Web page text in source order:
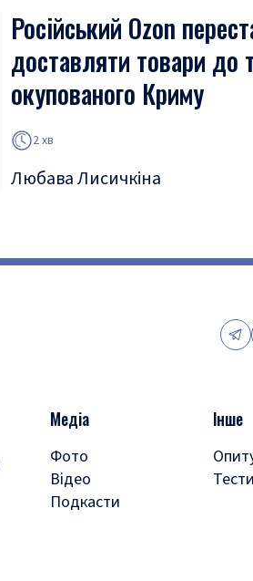
Російський Ozon
доставляти товари до
окупованого Криму
2 хв
Любава Лисичкіна
Медіа
Фото
Відео
Подкасти
Інше
Тести